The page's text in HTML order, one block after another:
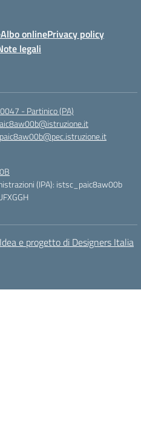
Albo onlinePrivacy policy
legali
- Partinico (PA)
paic8aw00b@pec.istruzione.it
(IPA): istsc_paic8aw00b
Idea e progetto di Designers Italia